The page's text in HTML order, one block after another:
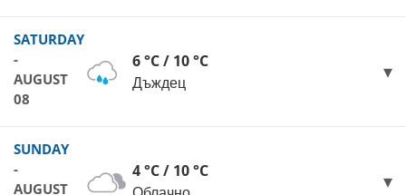
SATURDAY
-
AUGUST
08
6 °C / 10 °C
Дъждец
SUNDAY
-
AUGUST
4 °C / 10 °C